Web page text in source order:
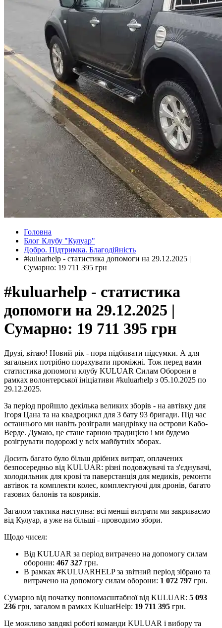
Головна
Блог Клубу "Кулуар"
Добро. Підтримка. Благодійність
#kuluarhelp - статистика допомоги на 29.12.2025 |
Сумарно: 19 711 395 грн
#kuluarhelp - статистика
допомоги на 29.12.2025 |
Сумарно: 19 711 395 грн
Друзі, вітаю! Новий рік - пора підбивати підсумки. А для
загальних потрібно порахувати проміжні. Тож перед вами
статистика допомоги клубу KULUAR Силам Оборони в
рамках волонтерської ініціативи #kuluarhelp з 05.10.2025 по
29.12.2025.
За період пройшло декілька великих зборів - на автівку для
Ігоря Цана та на квадроцикл для 3 бату 93 бригади. Під час
останнього ми навіть розіграли мандрівку на острови Кабо-
Верде. Думаю, це стане гарною традицією і ми будемо
розігрувати подорожі у всіх майбутніх зборах.
Досить багато було більш дрібних витрат, оплачених
безпосередньо від KULUAR: різні подовжувачі та з'єднувачі,
холодильник для крові та паверстанція для медиків, ремонти
автівок та комплекти колес, комплектуючі для дронів, багато
газових балонів та ковриків.
Загалом тактика наступна: всі менші витрати ми закриваємо
від Кулуар, а уже на більші - проводимо збори.
Щодо чисел:
Від KULUAR за період витрачено на допомогу силам
оборони: 467 327 грн.
В рамках #KULUARHELP за звітний період зібрано та
витрачено на допомогу силам оборони: 1 072 797 грн.
Сумарно від початку повномасштабної від KULUAR: 5 093
236 грн, загалом в рамках KuluarHelp: 19 711 395 грн.
Це можливо завдякі роботі команди KULUAR і вибору та